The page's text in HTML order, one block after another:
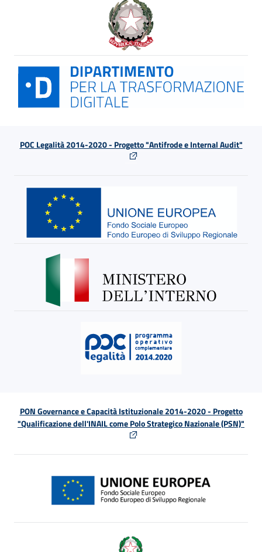
POC Legalità 2014-2020 - Progetto "Antifrode e Internal Audit"
PON Governance e Capacità Istituzionale 2014-2020 - Progetto
"Qualificazione dell'INAIL come Polo Strategico Nazionale (PSN)"